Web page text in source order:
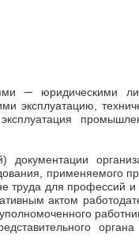
─ юридическими
эксплуатацию,
документации
применяемого
труда для профессий и
актом